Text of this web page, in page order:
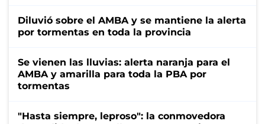
Diluvió sobre el AMBA y se mantiene la alerta
por tormentas en toda la provincia
Se vienen las lluvias: alerta naranja para el
AMBA y amarilla para toda la PBA por
tormentas
"Hasta siempre, leproso": la conmovedora